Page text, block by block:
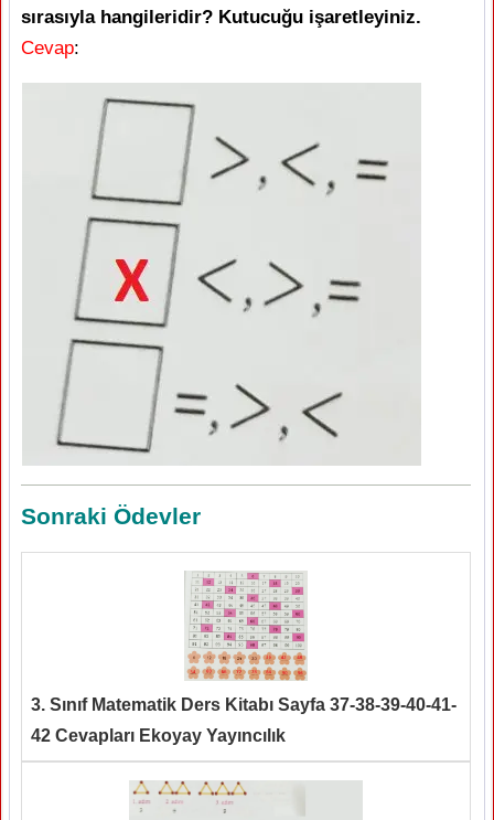
sırasıyla hangileridir? Kutucuğu işaretleyiniz.
Cevap:
Sonraki Ödevler
3. Sınıf Matematik Ders Kitabı Sayfa 37-38-39-40-41-
42 Cevapları Ekoyay Yayıncılık